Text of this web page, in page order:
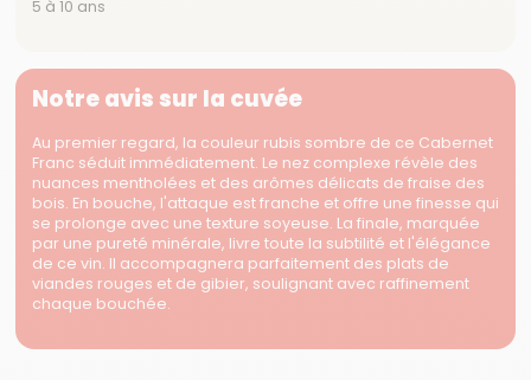
5 à 10 ans
Notre avis sur la cuvée
Au premier regard, la couleur rubis sombre de ce Cabernet
Franc séduit immédiatement. Le nez complexe révèle des
nuances mentholées et des arômes délicats de fraise des
bois. En bouche, l'attaque est franche et offre une finesse qui
se prolonge avec une texture soyeuse. La finale, marquée
par une pureté minérale, livre toute la subtilité et l'élégance
de ce vin. Il accompagnera parfaitement des plats de
viandes rouges et de gibier, soulignant avec raffinement
chaque bouchée.